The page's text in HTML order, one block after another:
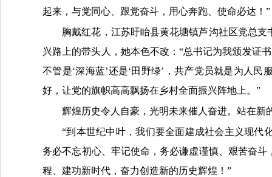
起来，与党同心、跟党奋斗，用心奔跑、使命必达！”
胸戴红花，江苏盱眙县黄花塘镇芦沟社区党总
兴路上的带头人，她本色不改：“总书记为我颁发证
不管是‘深海蓝’还是‘田野绿’，共产党员就是为人
好，让党的旗帜高高飘扬在乡村全面振兴阵地上。”
辉煌历史令人自豪，光明未来催人奋进。站在
“到本世纪中叶，我们要全面建成社会主义现代
务必不忘初心、牢记使命，务必谦虚谨慎、艰苦奋
程、建功新时代，奋力创造新的历史辉煌！”